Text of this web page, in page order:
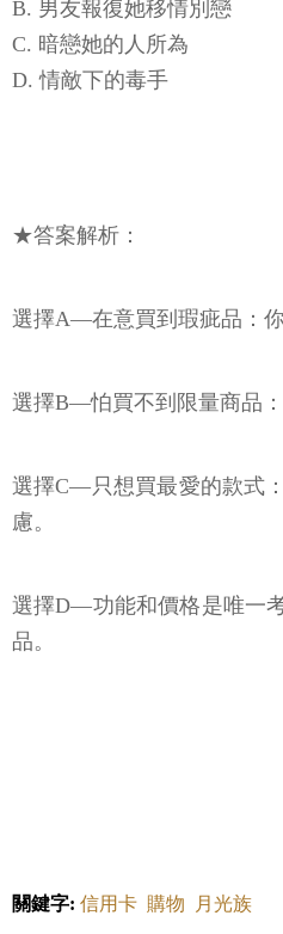
B. 男友報復她移情別戀
C. 暗戀她的人所為
D. 情敵下的毒手
★答案解析：
選擇A—在意買到瑕疵品：
選擇B—怕買不到限量商品
選擇C—只想買最愛的款式
慮。
選擇D—功能和價格是唯一
品。
關鍵字: 信用卡 購物 月光族